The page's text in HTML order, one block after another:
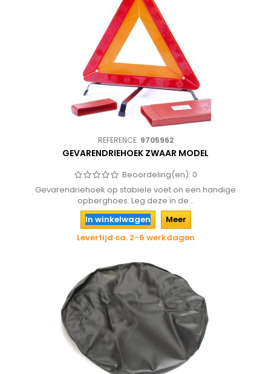
REFERENCE: 9705962
GEVARENDRIEHOEK ZWAAR MODEL
Beoordeling(en): 0
Gevarendriehoek op stabiele voet on een handige
opberghoes. Leg deze in de...
In winkelwagen
Meer
Levertijd ca. 2-6 werkdagen